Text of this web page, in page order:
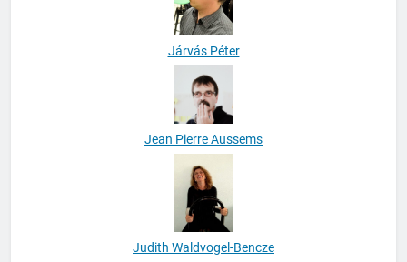
Járvás Péter
Jean Pierre Aussems
Judith Waldvogel-Bencze